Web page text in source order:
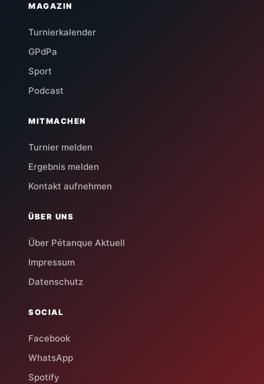
MAGAZIN
Turnierkalender
GPdPa
Sport
Podcast
MITMACHEN
Turnier melden
Ergebnis melden
Kontakt aufnehmen
ÜBER UNS
Über Pétanque Aktuell
Impressum
Datenschutz
SOCIAL
Facebook
WhatsApp
Spotify